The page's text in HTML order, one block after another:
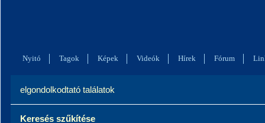
Nyitó Tagok Képek Videók Hírek Fórum
elgondolkodtató találatok
Keresés szűkítése